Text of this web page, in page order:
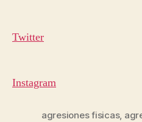
Twitter
Instagram
agresiones fisicas,